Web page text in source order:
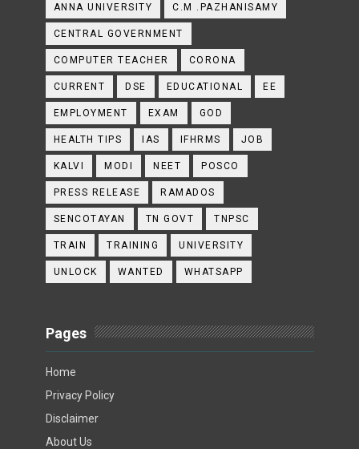
ANNA UNIVERSITY C.M .PAZHANISAMY
CENTRAL GOVERNMENT
COMPUTER TEACHER CORONA
CURRENT DSE EDUCATIONAL EE
EMPLOYMENT EXAM GOD
HEALTH TIPS IAS IFHRMS JOB
KALVI MODI NEET POSCO
PRESS RELEASE RAMADOS
SENCOTAYAN TN GOVT TNPSC
TRAIN TRAINING UNIVERSITY
UNLOCK WANTED WHATSAPP
Pages
Home
Privacy Policy
Disclaimer
About Us